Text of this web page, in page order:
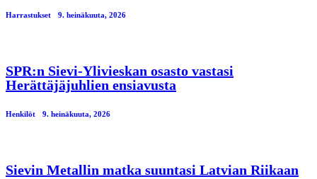
Harrastukset 9. heinäkuuta, 2026
SPR:n Sievi-Ylivieskan osasto vastasi
Herättäjäjuhlien ensiavusta
Henkilöt 9. heinäkuuta, 2026
Sievin Metallin matka suuntasi Latvian Riikaan